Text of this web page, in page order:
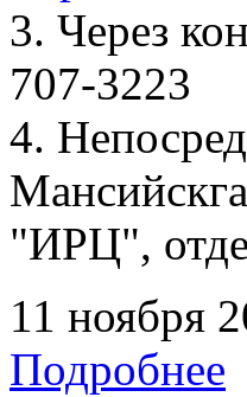
3. Через
707-3223
4.
"ИРЦ",
11 ноября
Подробнее